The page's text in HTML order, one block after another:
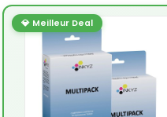
💎 Meilleur Deal